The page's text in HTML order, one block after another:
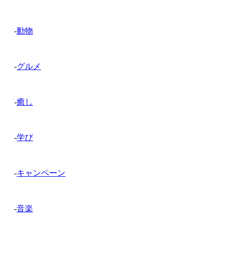
-動物
-グルメ
-癒し
-学び
-キャンペーン
-音楽